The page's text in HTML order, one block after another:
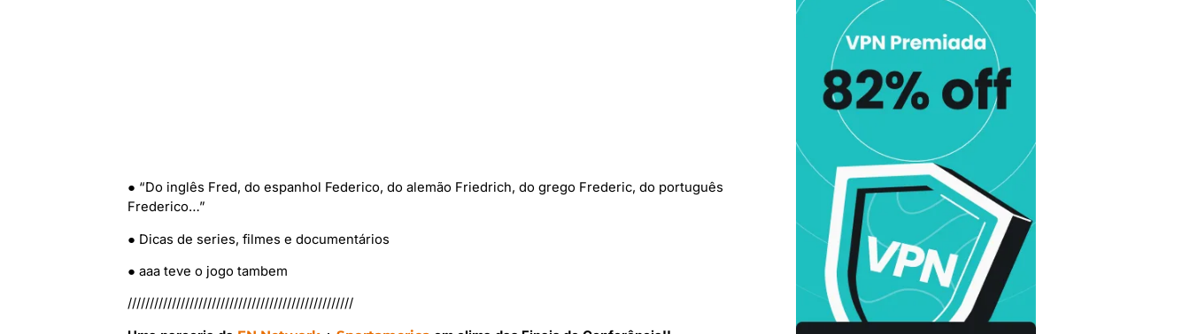
● “Do inglês Fred, do espanhol Federico, do alemão Friedrich, do grego Frederic, do português
Frederico…”
● Dicas de series, filmes e documentários
● aaa teve o jogo tambem
///////////////////////////////////////////////////